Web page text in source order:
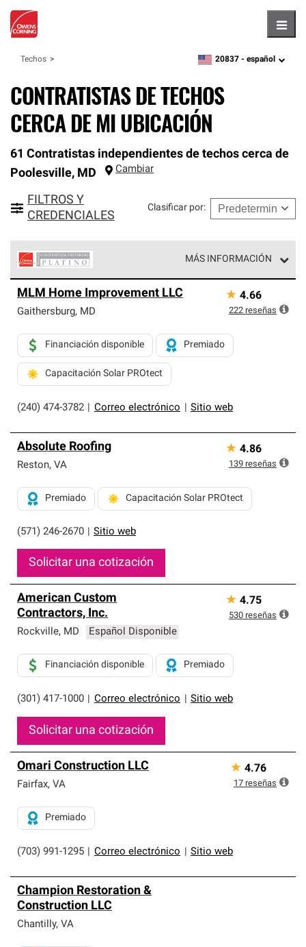
Techos zipcode,language
20837 - español
CONTRATISTAS DE TECHOS
CERCA DE MI UBICACIÓN
61 Contratistas independientes de techos cerca de
Poolesville, MD Cambiar
FILTROS Y
CREDENCIALES
Clasificar por:
MÁS INFORMACIÓN
Corning constituyen el nivel superior de nuestra red
exclusiva y cumplen con estándares estrictos de
Solo ellos pueden ofrecer nuestra mejor garantía de
sistemas de techos.
MLM Home Improvement LLC
Gaithersburg, MD
(240) 474-3782 Correo electrónico Sitio web
Financiación disponible Premiado
Capacitación Solar PROtect
★ 4.66
222 reseñas
Absolute Roofing
Reston, VA
(571) 246-2670 Sitio web
Premiado Capacitación Solar PROtect
Solicitar una cotización
★ 4.86
139 reseñas
American Custom
Contractors, Inc.
Rockville, MD Español Disponible
(301) 417-1000 Correo electrónico Sitio web
Financiación disponible Premiado
Solicitar una cotización
★ 4.75
530 reseñas
Omari Construction LLC
Fairfax, VA
(703) 991-1295 Correo electrónico Sitio web
Premiado
★ 4.76
17 reseñas
Champion Restoration &
Construction LLC
Chantilly, VA